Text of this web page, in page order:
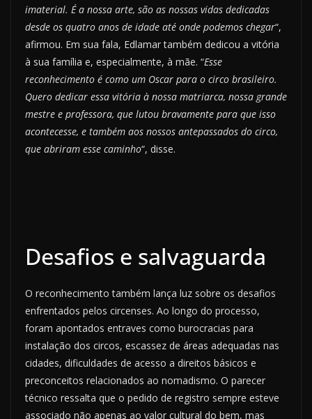
imaterial. É a nossa arte, são as nossas vidas dedicadas
desde os quatro anos de idade até onde podemos chegar“,
afirmou. Em sua fala, Edlamar também dedicou a vitória
à sua família e, especialmente, à mãe. “Esse
reconhecimento é como um Oscar para o circo brasileiro.
Quero dedicar essa vitória à nossa matriarca, nossa grande
mestre e professora, que lutou bravamente para que isso
acontecesse, e também aos nossos antepassados do circo,
que abriram esse caminho“, disse.
Desafios e salvaguarda
O reconhecimento também lança luz sobre os desafios
enfrentados pelos circenses. Ao longo do processo,
foram apontados entraves como burocracias para
instalação dos circos, escassez de áreas adequadas nas
cidades, dificuldades de acesso a direitos básicos e
preconceitos relacionados ao nomadismo. O parecer
técnico ressalta que o pedido de registro sempre esteve
associado não apenas ao valor cultural do bem, mas